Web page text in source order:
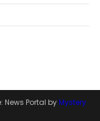
News Portal byMystery